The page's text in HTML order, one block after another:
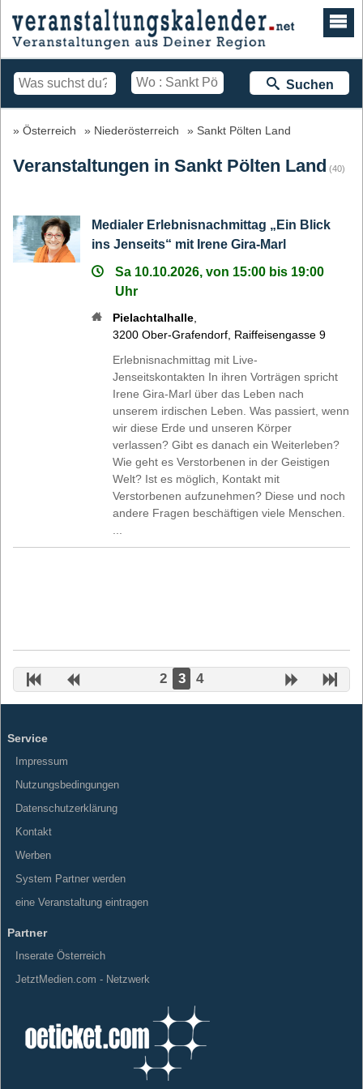
Suchen
Österreich Niederösterreich Sankt Pölten Land
Veranstaltungen in Sankt Pölten Land (40)
Medialer Erlebnisnachmittag „Ein Blick
ins Jenseits“ mit Irene Gira-Marl
Sa 10.10.2026, von 15:00 bis 19:00
Uhr
Pielachtalhalle
3200 Ober-Grafendorf Raiffeisengasse 9
Erlebnisnachmittag mit Live-
Jenseitskontakten In ihren Vorträgen spricht
Irene Gira-Marl über das Leben nach
unserem irdischen Leben. Was passiert, wenn
wir diese Erde und unseren Körper
verlassen? Gibt es danach ein Weiterleben?
Wie geht es Verstorbenen in der Geistigen
Welt? Ist es möglich, Kontakt mit
Verstorbenen aufzunehmen? Diese und noch
andere Fragen beschäftigen viele Menschen.
2 3 4
Service
Impressum
Nutzungsbedingungen
Datenschutzerklärung
Kontakt
Werben
System Partner werden
eine Veranstaltung eintragen
Partner
Inserate Österreich
JetztMedien.com - Netzwerk